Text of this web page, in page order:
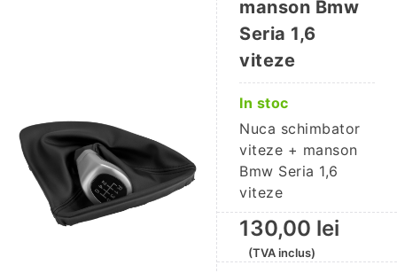
manson Bmw
Seria 1,6
viteze
In stoc
Nuca schimbator
viteze + manson
Bmw Seria 1,6
viteze
130,00 lei
(TVA inclus)